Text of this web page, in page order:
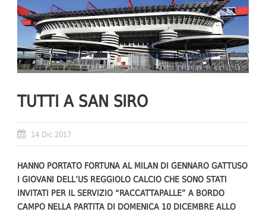
TUTTI A SAN SIRO
14 Dic 2017
HANNO PORTATO FORTUNA AL MILAN DI GENNARO GATTUSO
I GIOVANI DELL’US REGGIOLO CALCIO CHE SONO STATI
INVITATI PER IL SERVIZIO “RACCATTAPALLE” A BORDO
CAMPO NELLA PARTITA DI DOMENICA 10 DICEMBRE ALLO